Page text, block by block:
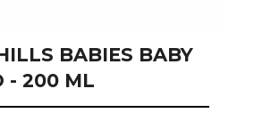
BABIES BABY
- 200 ML